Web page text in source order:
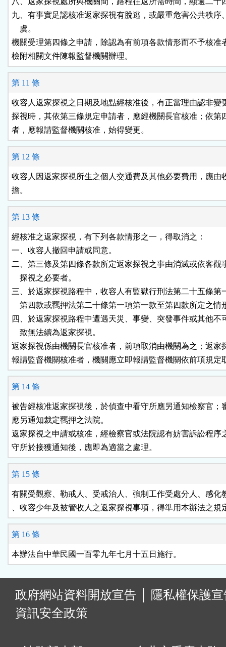
九、有事實足認核准返家探視有脫逃，或嚴重危害公共秩序
    虞。
機關受理第四條之申請，除認為有前項各款情形而不予核准
檢附相關文件陳報監督機關辦理。
第 11 條
收容人返家探視之日期及地點經核准後，有正當理由認非變
探視時，其依第三條規定申請者，應經機關長官核准；依第
者，應報請監督機關核准，始得變更。
第 12 條
收容人因返家探視所生之個人交通費及其他必要費用，應由
擔。
第 13 條
經核准之返家探視，有下列各款情形之一，得取消之：
一、收容人撤回申請或同意。
二、第三條及第四條各款所定返家探視之事由消滅或依客觀
    探視之必要者。
三、於返家探視路程中，收容人有監獄行刑法第二十五條第
第四款或羈押法第二十條第一項第一款至第四款所定之情
四、於返家探視路程中遭遇天災、事變、突發事件或其他不
    致無法續為返家探視。
返家探視係由機關長官核准者，前項取消由機關為之；返家
報請監督機關核准者，機關應立即報請監督機關依前項規定
第 14 條
被告經核准返家探視後，於偵查中看守所應另通知檢察官；
應另通知裁定羈押之法院。
返家探視之申請或核准，經檢察官或法院認有妨害訴訟程序
守所於接獲通知後，應即為適當之處理。
第 15 條
有關受觀察、勒戒人、受戒治人、強制工作受處分人、感化
、收容少年及被管收人之返家探視事項，得準用本辦法之規
第 16 條
本辦法自中華民國一百零九年七月十五日施行。
政府網站資料開放宣告
隱私權保護
資訊安全政策